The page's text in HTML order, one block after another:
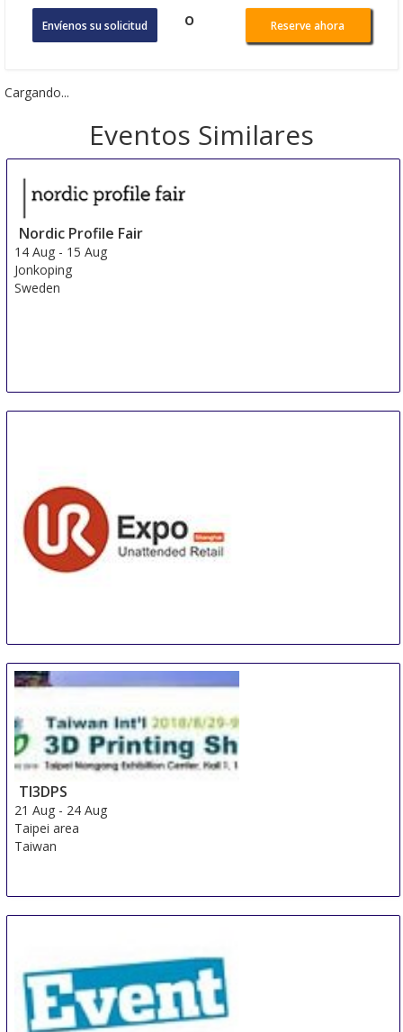
Envíenos su solicitud o Reserve ahora
Cargando...
Eventos Similares
Nordic Profile Fair
14 Aug - 15 Aug
Jonkoping
Sweden
Unattended Retail Exhibition
15 Aug-17 Aug
China
TI3DPS
21 Aug - 24 Aug
Taipei area
Taiwan